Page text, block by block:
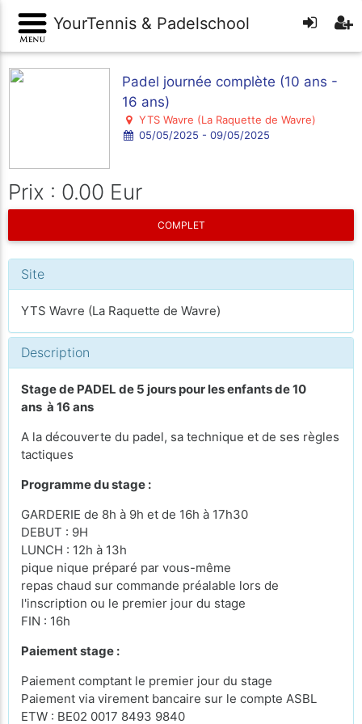
YourTennis & Padelschool
Padel journée complète (10 ans -
16 ans)
YTS Wavre (La Raquette de Wavre)
05/05/2025 - 09/05/2025
Prix : 0.00 Eur
COMPLET
Site
YTS Wavre (La Raquette de Wavre)
Description
Stage de PADEL de 5 jours pour les enfants de 10
ans à 16 ans
A la découverte du padel, sa technique et de ses règles
tactiques
Programme du stage :
GARDERIE de 8h à 9h et de 16h à 17h30
DEBUT : 9H
LUNCH : 12h à 13h
pique nique préparé par vous-même
repas chaud sur commande préalable lors de
l'inscription ou le premier jour du stage
FIN : 16h
Paiement stage :
Paiement comptant le premier jour du stage
Paiement via virement bancaire sur le compte ASBL
ETW : BE02 0017 8493 9840